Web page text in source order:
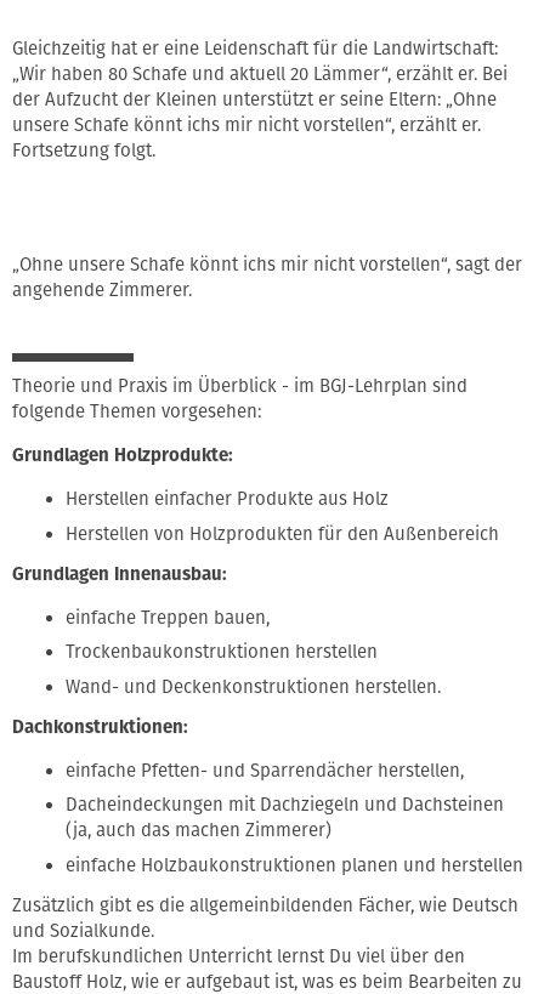
Gleichzeitig hat er eine Leidenschaft für die Landwirtschaft:
„Wir haben 80 Schafe und aktuell 20 Lämmer“, erzählt er. Bei
der Aufzucht der Kleinen unterstützt er seine Eltern: „Ohne
unsere Schafe könnt ichs mir nicht vorstellen“, erzählt er.
Fortsetzung folgt.
„Ohne unsere Schafe könnt ichs mir nicht vorstellen“, sagt der
angehende Zimmerer.
Theorie und Praxis im Überblick - im BGJ-Lehrplan sind
folgende Themen vorgesehen:
Grundlagen Holzprodukte:
Herstellen einfacher Produkte aus Holz
Herstellen von Holzprodukten für den Außenbereich
Grundlagen Innenausbau:
einfache Treppen bauen,
Trockenbaukonstruktionen herstellen
Wand- und Deckenkonstruktionen herstellen.
Dachkonstruktionen:
einfache Pfetten- und Sparrendächer herstellen,
Dacheindeckungen mit Dachziegeln und Dachsteinen
(ja, auch das machen Zimmerer)
einfache Holzbaukonstruktionen planen und herstellen
Zusätzlich gibt es die allgemeinbildenden Fächer, wie Deutsch
und Sozialkunde.
Im berufskundlichen Unterricht lernst Du viel über den
Baustoff Holz, wie er aufgebaut ist, was es beim Bearbeiten zu